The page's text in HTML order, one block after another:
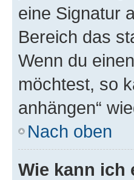
eine Signatur
Bereich das
Wenn du
möchtest, so
anhängen“
Nach oben
Wie kann ich